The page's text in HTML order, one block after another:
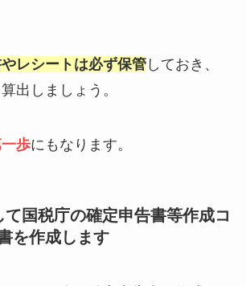
レシートは必ず保管しておき、
出しましょう。
歩にもなります。
て国税庁の確定申告書等作成コ
を作成します